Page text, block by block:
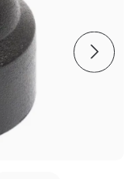
парт